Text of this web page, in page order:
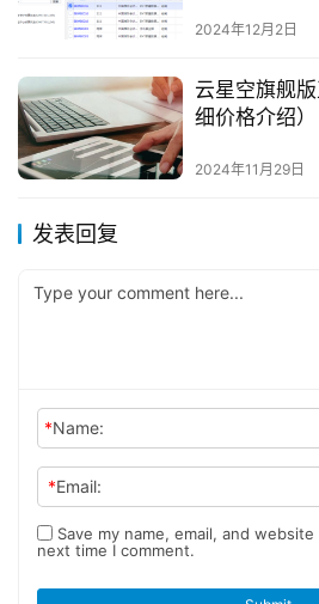
2024年12月2日
云星空旗舰
细价格介绍）
2024年11月29日
发表回复
*Name:
*Email:
Save my name, email, and
next time I comment.